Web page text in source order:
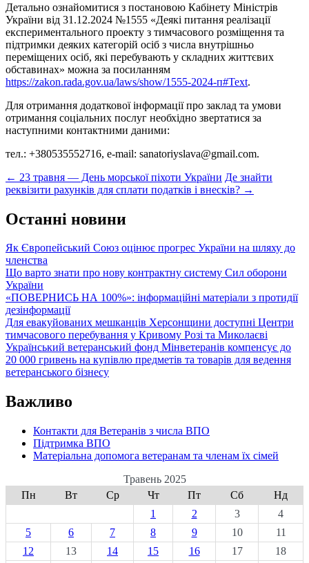
Детально ознайомитися з постановою Кабінету Міністрів
України від 31.12.2024 №1555 «Деякі питання реалізації
експериментального проекту з тимчасового розміщення та
підтримки деяких категорій осіб з числа внутрішньо
переміщених осіб, які перебувають у складних життєвих
обставинах» можна за посиланням
https://zakon.rada.gov.ua/laws/show/1555-2024-п#Text.
Для отримання додаткової інформації про заклад та умови
отримання соціальних послуг необхідно звертатися за
наступними контактними даними:
тел.: +380535552716, е-mail: sanatoriyslava@gmail.com.
Post
navigation
← 23 травня — День морської піхоти України Де знайти
реквізити рахунків для сплати податків і внесків? →
Останні новини
Як Європейський Союз оцінює прогрес України на шляху до
членства
Що варто знати про нову контрактну систему Сил оборони
України
«ПОВЕРНИСЬ НА 100%»: інформаційні матеріали з протидії
дезінформації
Для евакуйованих мешканців Херсонщини доступні Центри
тимчасового перебування у Кривому Розі та Миколаєві
Український ветеранський фонд Мінветеранів компенсує до
20 000 гривень на купівлю предметів та товарів для ведення
ветеранського бізнесу
Важливо
Контакти для Ветеранів з числа ВПО
Підтримка ВПО
Матеріальна допомога ветеранам та членам їх сімей
Травень 2025
Пн
Вт Ср Чт Пт Сб
Нд
1
2 3
4
5
6 7 8 9 10
11
12
13 14 15 16 17
18